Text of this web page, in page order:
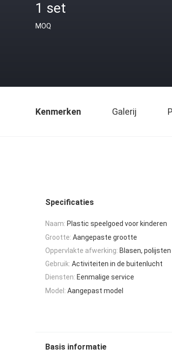
1 set
MOQ
Kenmerken Galerij
Specificaties
Naam: Plastic speelgoed voor kinderen
Grootte: Aangepaste grootte
Oppervlakte afwerking: Blasen,
Gebruik: Activiteiten in de buitenlucht
Diensten: Eenmalige service
Model: Aangepast model
Basis informatie